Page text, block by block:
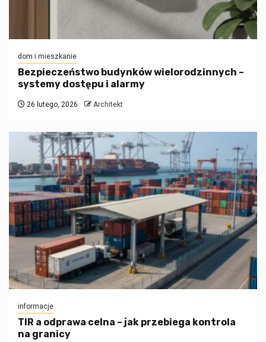
dom i mieszkanie
Bezpieczeństwo budynków wielorodzinnych –
systemy dostępu i alarmy
26 lutego, 2026 Architekt
informacje
TIR a odprawa celna – jak przebiega kontrola
na granicy